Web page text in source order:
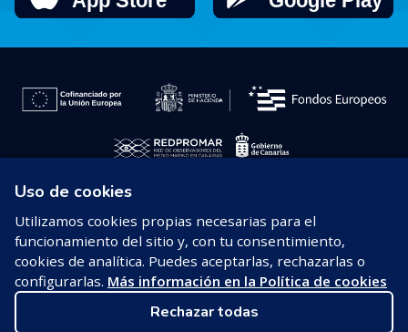
© 2026 REDPROMAR
Aviso legal
Política de privacidad
Uso de cookies
Utilizamos cookies propias necesarias para el
funcionamiento del sitio y, con tu consentimiento,
cookies de analítica. Puedes aceptarlas, rechazarlas o
configurarlas. Más información en la Política de cookies
Rechazar todas